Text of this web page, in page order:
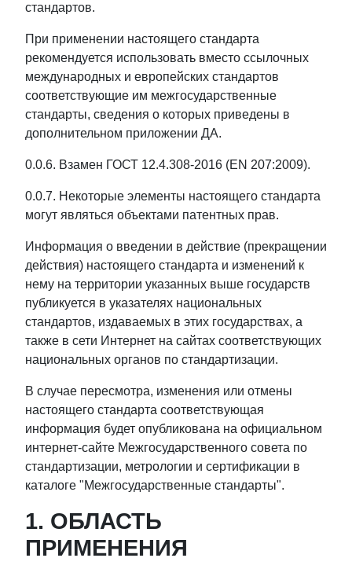
стандартов.
При применении настоящего стандарта
рекомендуется использовать вместо ссылочных
международных и европейских стандартов
соответствующие им межгосударственные
стандарты, сведения о которых приведены в
дополнительном приложении ДА.
0.0.6. Взамен ГОСТ 12.4.308-2016 (EN 207:2009).
0.0.7. Некоторые элементы настоящего стандарта
могут являться объектами патентных прав.
Информация о введении в действие (прекращении
действия) настоящего стандарта и изменений к
нему на территории указанных выше государств
публикуется в указателях национальных
стандартов, издаваемых в этих государствах, а
также в сети Интернет на сайтах соответствующих
национальных органов по стандартизации.
В случае пересмотра, изменения или отмены
настоящего стандарта соответствующая
информация будет опубликована на официальном
интернет-сайте Межгосударственного совета по
стандартизации, метрологии и сертификации в
каталоге "Межгосударственные стандарты".
1. ОБЛАСТЬ
ПРИМЕНЕНИЯ